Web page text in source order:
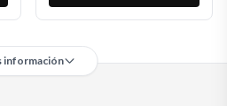
información